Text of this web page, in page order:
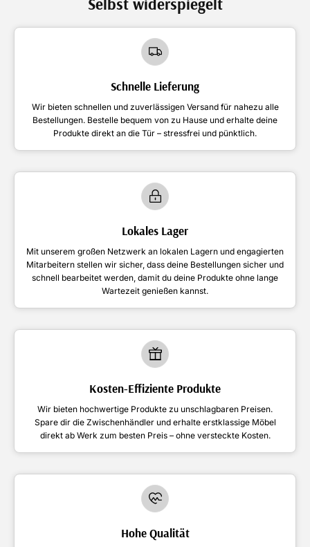
Schnelle Lieferung
Wir bieten schnellen und zuverlässigen Versand für nahezu alle
Bestellungen. Bestelle bequem von zu Hause und erhalte deine
Produkte direkt an die Tür – stressfrei und pünktlich.
Lokales Lager
Mit unserem großen Netzwerk an lokalen Lagern und engagierten
Mitarbeitern stellen wir sicher, dass deine Bestellungen sicher und
schnell bearbeitet werden, damit du deine Produkte ohne lange
Wartezeit genießen kannst.
Kosten-Effiziente Produkte
Wir bieten hochwertige Produkte zu unschlagbaren Preisen.
Spare dir die Zwischenhändler und erhalte erstklassige Möbel
direkt ab Werk zum besten Preis – ohne versteckte Kosten.
Hohe Qualität